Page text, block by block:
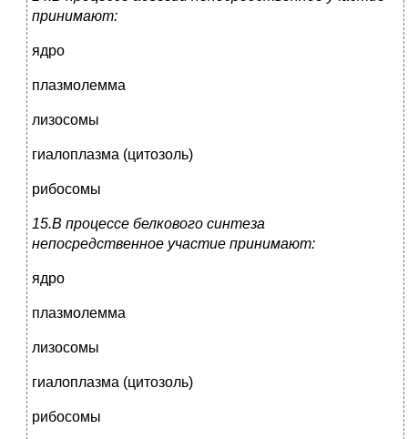
принимают:
ядро
плазмолемма
лизосомы
гиалоплазма (цитозоль)
рибосомы
15.В процессе белкового синтеза
непосредственное участие принимают:
ядро
плазмолемма
лизосомы
гиалоплазма (цитозоль)
рибосомы